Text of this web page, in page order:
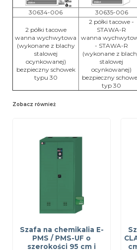
30634-006 30635-006
2 półki tacowe
wanna wychwytowa
(wykonane z blachy
stalowej
ocynkowanej)
bezpieczny schowek
typu 30
2 półki tacowe -
STAWA-R
wanna
- STAWA-R
(wykonane z
stalowej
ocynkowanej)
bezpieczny
typ 30
Zobacz również
Szafa na chemikalia E-
PMS / PMS-UF o
szerokości 95 cm i